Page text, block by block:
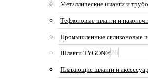
Металлические шланги и
Тефлоновые шланги и
Промышленные силиконовые
Шланги TYGON®26
Плавающие шланги и